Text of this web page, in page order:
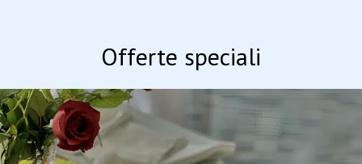
Offerte speciali